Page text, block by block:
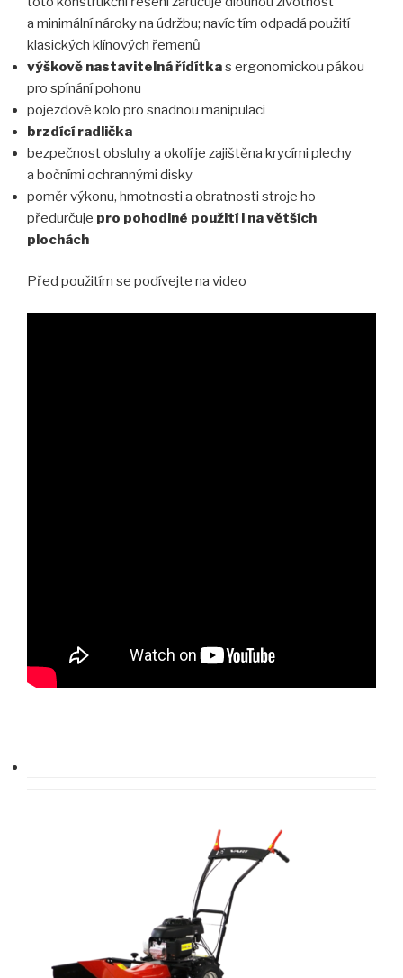
a minimální nároky na údržbu; navíc tím odpadá použití
klasických klínových řemenů
výškově nastavitelná řídítkas ergonomickou pákou
pro spínání pohonu
pojezdové kolo pro snadnou manipulaci
brzdící radlička
bezpečnost obsluhy a okolí je zajištěna krycími plechy
a bočními ochrannými disky
poměr výkonu, hmotnosti a obratnosti stroje ho
předurčuje pro pohodlné použití i na větších
plochách
Před použitím se podívejte na video